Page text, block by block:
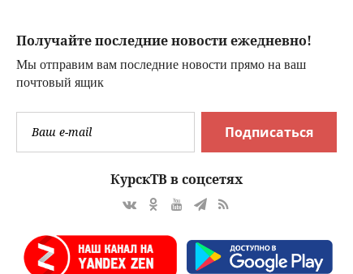
Получайте последние новости ежедневно!
Мы отправим вам последние новости прямо на ваш
почтовый ящик
Подписаться
КурскТВ в соцсетях